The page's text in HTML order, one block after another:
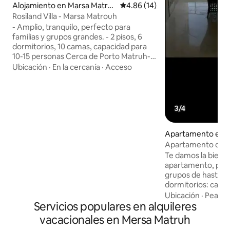
Alojamiento en Marsa Matru
h
Calificación promedio: 4.86 de
4.86 (14)
Rosiland Villa - Marsa Matrouh
- Amplio, tranquilo, perfecto para
familias y grupos grandes. - 2 pisos, 6
dormitorios, 10 camas, capacidad para
10-15 personas Cerca de Porto Matruh- -
A 6 minutos de la playa Cleopatra (en
Ubicación · En la cercanía · Acceso
Apartamento en
Apartamento de
familias)
Te damos la
apartamento,
grupos de hasta
dormitorios:
equipado con
amplia
los huéspedes. 2
accesorios y
Ubicación ·
Servicios populares en alquileres
vacacionales en Mersa Matruh